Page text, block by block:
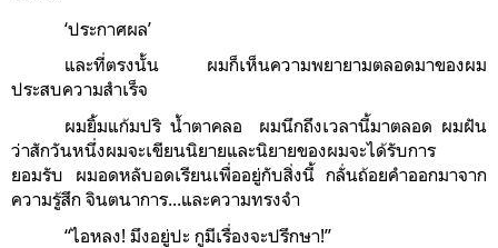
‘ประกาศผล’
และที่ตรงนั้น ผมก็เห็นความพยายามตลอดมาของผม
ประสบความสำเร็จ
ผมยิ้มแก้มปริ น้ำตาคลอ ผมนึกถึงเวลานี้มาตลอด ผมฝัน
ว่าสักวันหนึ่งผมจะเขียนนิยายและนิยายของผมจะได้รับการ
ยอมรับ ผมอดหลับอดเรียนเพื่ออยู่กับสิ่งนี้ กลั่นถ้อยคำออกมาจาก
ความรู้สึก จินตนาการ...และความทรงจำ
“ไอหลง! มึงอยู่ปะ กูมีเรื่องจะปรึกษา!”